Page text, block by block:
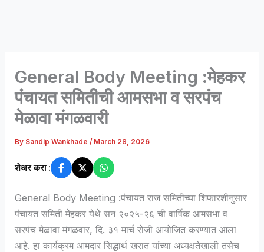
General Body Meeting :मेहकर
पंचायत समितीची आमसभा व सरपंच
मेळावा मंगळवारी
By Sandip Wankhade/ March 28, 2026
शेअर करा :
General Body Meeting :पंचायत राज समितीच्या शिफारशीनुसार
पंचायत समिती मेहकर येथे सन २०२५-२६ ची वार्षिक आमसभा व
सरपंच मेळावा मंगळवार, दि. ३१ मार्च रोजी आयोजित करण्यात आला
आहे. हा कार्यक्रम आमदार सिद्धार्थ खरात यांच्या अध्यक्षतेखाली तसेच